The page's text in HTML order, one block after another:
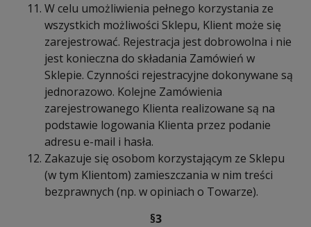
W celu umożliwienia pełnego korzystania ze
wszystkich możliwości Sklepu, Klient może się
zarejestrować. Rejestracja jest dobrowolna i nie
jest konieczna do składania Zamówień w
Sklepie. Czynności rejestracyjne dokonywane są
jednorazowo. Kolejne Zamówienia
zarejestrowanego Klienta realizowane są na
podstawie logowania Klienta przez podanie
adresu e-mail i hasła.
Zakazuje się osobom korzystającym ze Sklepu
(w tym Klientom) zamieszczania w nim treści
bezprawnych (np. w opiniach o Towarze).
§3